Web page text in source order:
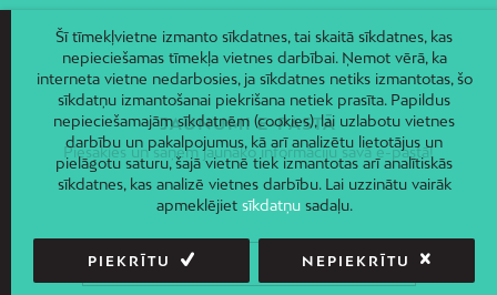
JAUNUMI E-PASTĀ
Piesakies un saņem jaunāko informāciju savā e-pastā!
Šī tīmekļvietne izmanto sīkdatnes, tai skaitā sīkdatnes, kas
nepieciešamas tīmekļa vietnes darbībai. Ņemot vērā, ka
interneta vietne nedarbosies, ja sīkdatnes netiks izmantotas, šo
sīkdatņu izmantošanai piekrišana netiek prasīta. Papildus
nepieciešamajām sīkdatnēm (cookies), lai uzlabotu vietnes
darbību un pakalpojumus, kā arī analizētu lietotājus un
pielāgotu saturu, šajā vietnē tiek izmantotas arī analītiskās
sīkdatnes, kas analizē vietnes darbību. Lai uzzinātu vairāk
apmeklējiet sīkdatņusadaļu.
PIEKRĪTU NEPIEKRĪTU